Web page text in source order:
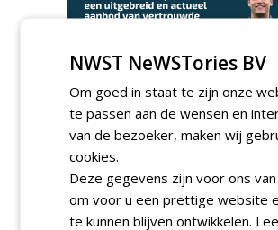
Meld je aan voor onze digitale
nieuwsbrief.
NWST NeWSTories BV
Om goed in staat te zijn onze
te passen aan de wensen en
van de bezoeker, maken wij
cookies.
Deze gegevens zijn voor ons
om voor u een prettige website
te kunnen blijven ontwikkelen.